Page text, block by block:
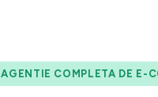
AGENTIE COMPLETA DE E-